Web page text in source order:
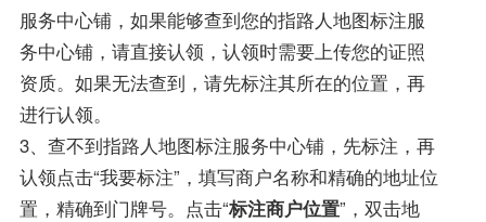
服务中心铺，如果能够查到您的指路人地图标注服
务中心铺，请直接认领，认领时需要上传您的证照
资质。如果无法查到，请先标注其所在的位置，再
进行认领。
3、查不到指路人地图标注服务中心铺，先标注，再
认领点击“我要标注”，填写商户名称和精确的地址位
置，精确到门牌号。点击“标注商户位置”，双击地